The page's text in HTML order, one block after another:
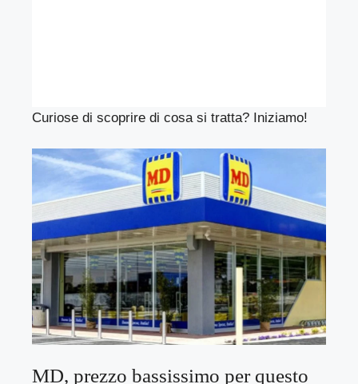
Curiose di scoprire di cosa si tratta? Iniziamo!
MD, prezzo bassissimo per questo